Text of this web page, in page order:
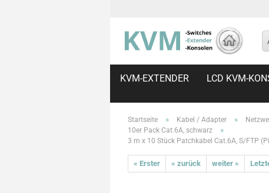
KVM-EXTENDER LCD KVM-
Startseite » Kabel / Adapter »
10er Pack Cat.6A, schwarz »
3 m x 10 Stück Patchkabel Cat.6A, S/FTP
« Erster « zurück weiter »